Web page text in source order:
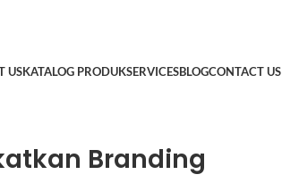
USKATALOG PRODUKSERVICESBLOGCONTACT US
Branding